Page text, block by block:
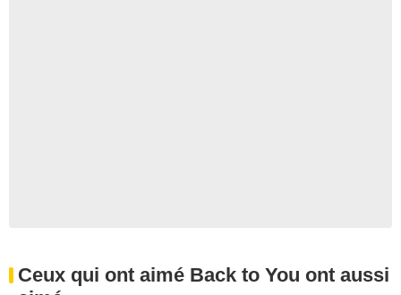
Ceux qui ont aimé Back to You ont aussi